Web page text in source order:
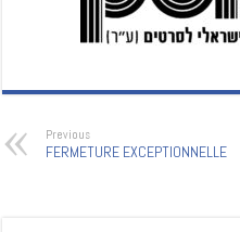
Previous
FERMETURE EXCEPTIONNELLE